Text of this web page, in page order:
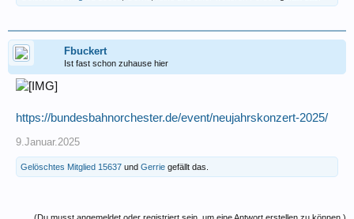
Fbuckert
Ist fast schon zuhause hier
https://bundesbahnorchester.de/event/neujahrskonzert-2025/
9.Januar.2025
Gelöschtes Mitglied 15637 und Gerrie gefällt das.